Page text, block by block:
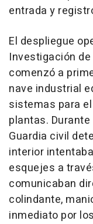
entrada y
El despliegue
Investigación
comenzó a
nave industrial
sistemas para
plantas.
Guardia civil
interior
esquejes a
comunicaban
colindante,
inmediato por